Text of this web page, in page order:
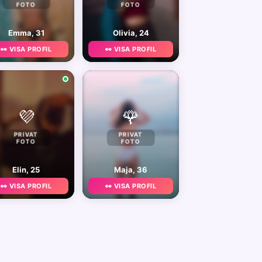
FOTO
Emma, 31
👀 VISA PROFIL
FOTO
Olivia, 24
👀 VISA PROFIL
💜
PRIVAT
FOTO
Elin, 25
👀 VISA PROFIL
🌹
PRIVAT
FOTO
Maja, 36
👀 VISA PROFIL